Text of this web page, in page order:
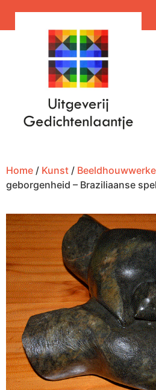
Home / Kunst /
geborgenheid – Braziliaanse